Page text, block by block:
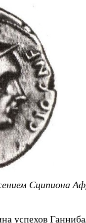
Сципиона
успехов